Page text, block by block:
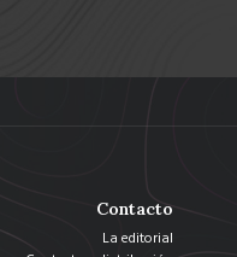
Contacto
La editorial